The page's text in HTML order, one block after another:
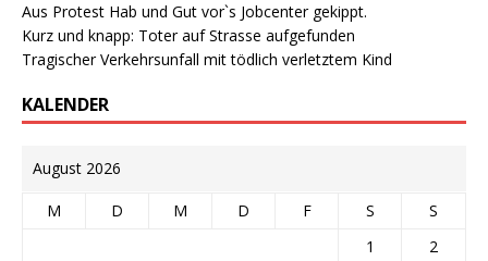
Aus Protest Hab und Gut vor`s Jobcenter gekippt.
Kurz und knapp: Toter auf Strasse aufgefunden
Tragischer Verkehrsunfall mit tödlich verletztem Kind
KALENDER
August 2026
M D M D F S
S
1
2